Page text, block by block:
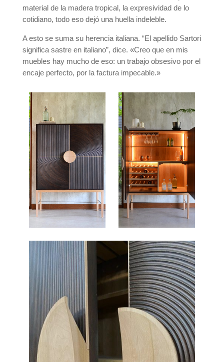
material de la madera tropical, la expresividad de lo
cotidiano, todo eso dejó una huella indeleble.
A esto se suma su herencia italiana. “El apellido Sartori
significa sastre en italiano”, dice. «Creo que en mis
muebles hay mucho de eso: un trabajo obsesivo por el
encaje perfecto, por la factura impecable.»